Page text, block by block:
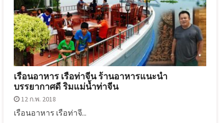
เรือนอาหาร เรือท่าจีน ร้านอาหารแนะนำ
บรรยากาศดี ริมแม่น้ำท่าจีน
12 ก.พ. 2018
เรือนอาหาร เรือท่าจี...